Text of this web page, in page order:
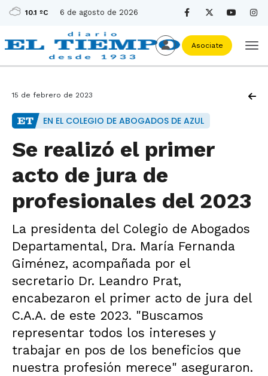
10.1 ºC 6 de agosto de 2026
Asociate
15 de febrero de 2023
EN EL COLEGIO DE ABOGADOS DE AZUL
Se realizó el primer
acto de jura de
profesionales del 2023
La presidenta del Colegio de Abogados
Departamental, Dra. María Fernanda
Giménez, acompañada por el
secretario Dr. Leandro Prat,
encabezaron el primer acto de jura del
C.A.A. de este 2023. "Buscamos
representar todos los intereses y
trabajar en pos de los beneficios que
nuestra profesión merece" aseguraron.